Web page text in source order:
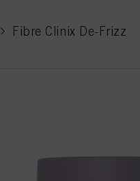
Fibre Clinix De-Frizz
current page